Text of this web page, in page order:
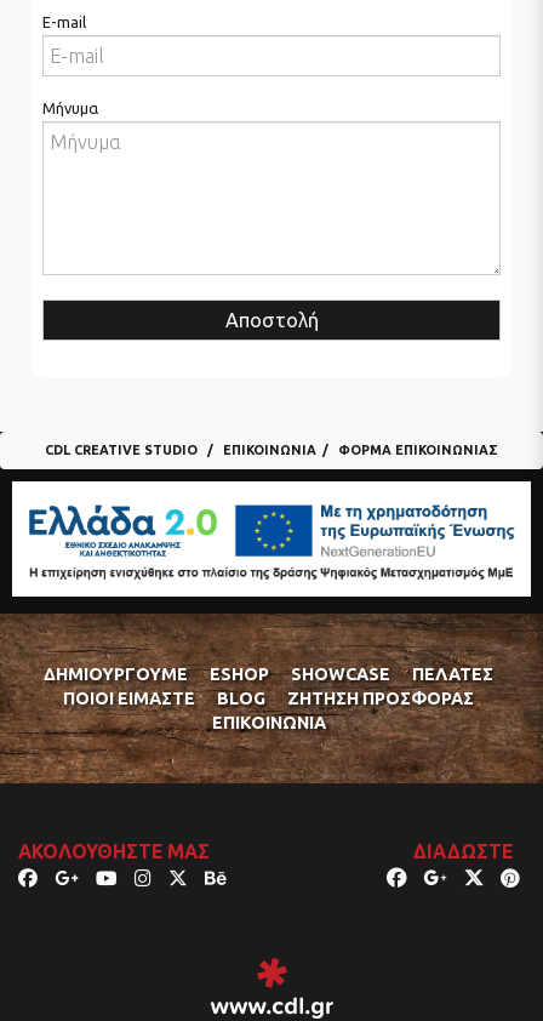
E-mail
Μήνυμα
Αποστολή
CDL CREATIVE STUDIO ΕΠΙΚΟΙΝΩΝΊΑ ΦΌΡΜΑ ΕΠΙΚΟΙΝΩΝΊΑΣ
ΔΗΜΙΟΥΡΓΟΎΜΕ ESHOP SHOWCASE
ΠΕΛΆΤΕΣ
ΠΟΙΟΊ ΕΊΜΑΣΤΕ
BLOG
ΖΉΤΗΣΗ ΠΡΟΣΦΟΡΆΣ
ΕΠΙΚΟΙΝΩΝΊΑ
ΑΚΟΛΟΥΘΉΣΤΕ ΜΑΣ ΔΙΑΔΏΣΤΕ